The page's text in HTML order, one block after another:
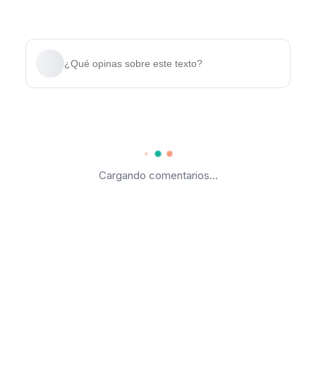
¿Qué opinas sobre este texto?
Cargando comentarios...